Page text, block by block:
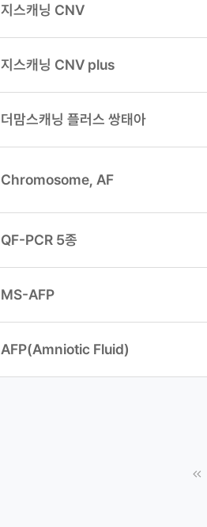
지스캐닝 CNV
지스캐닝 CNV plus
더맘스캐닝 플러스 쌍태아
Chromosome, AF
QF-PCR 5종
MS-AFP
AFP(Amniotic Fluid)